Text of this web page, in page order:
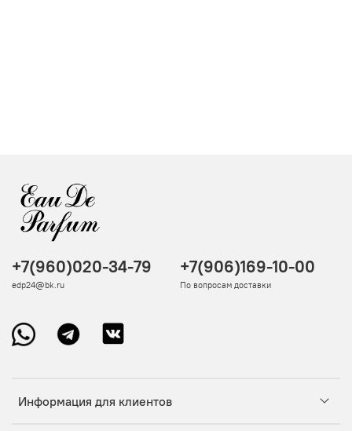
Информация для клиентов
+7(960)020-34-79
edp24@bk.ru
+7(906)169-10-00
По вопросам доставки